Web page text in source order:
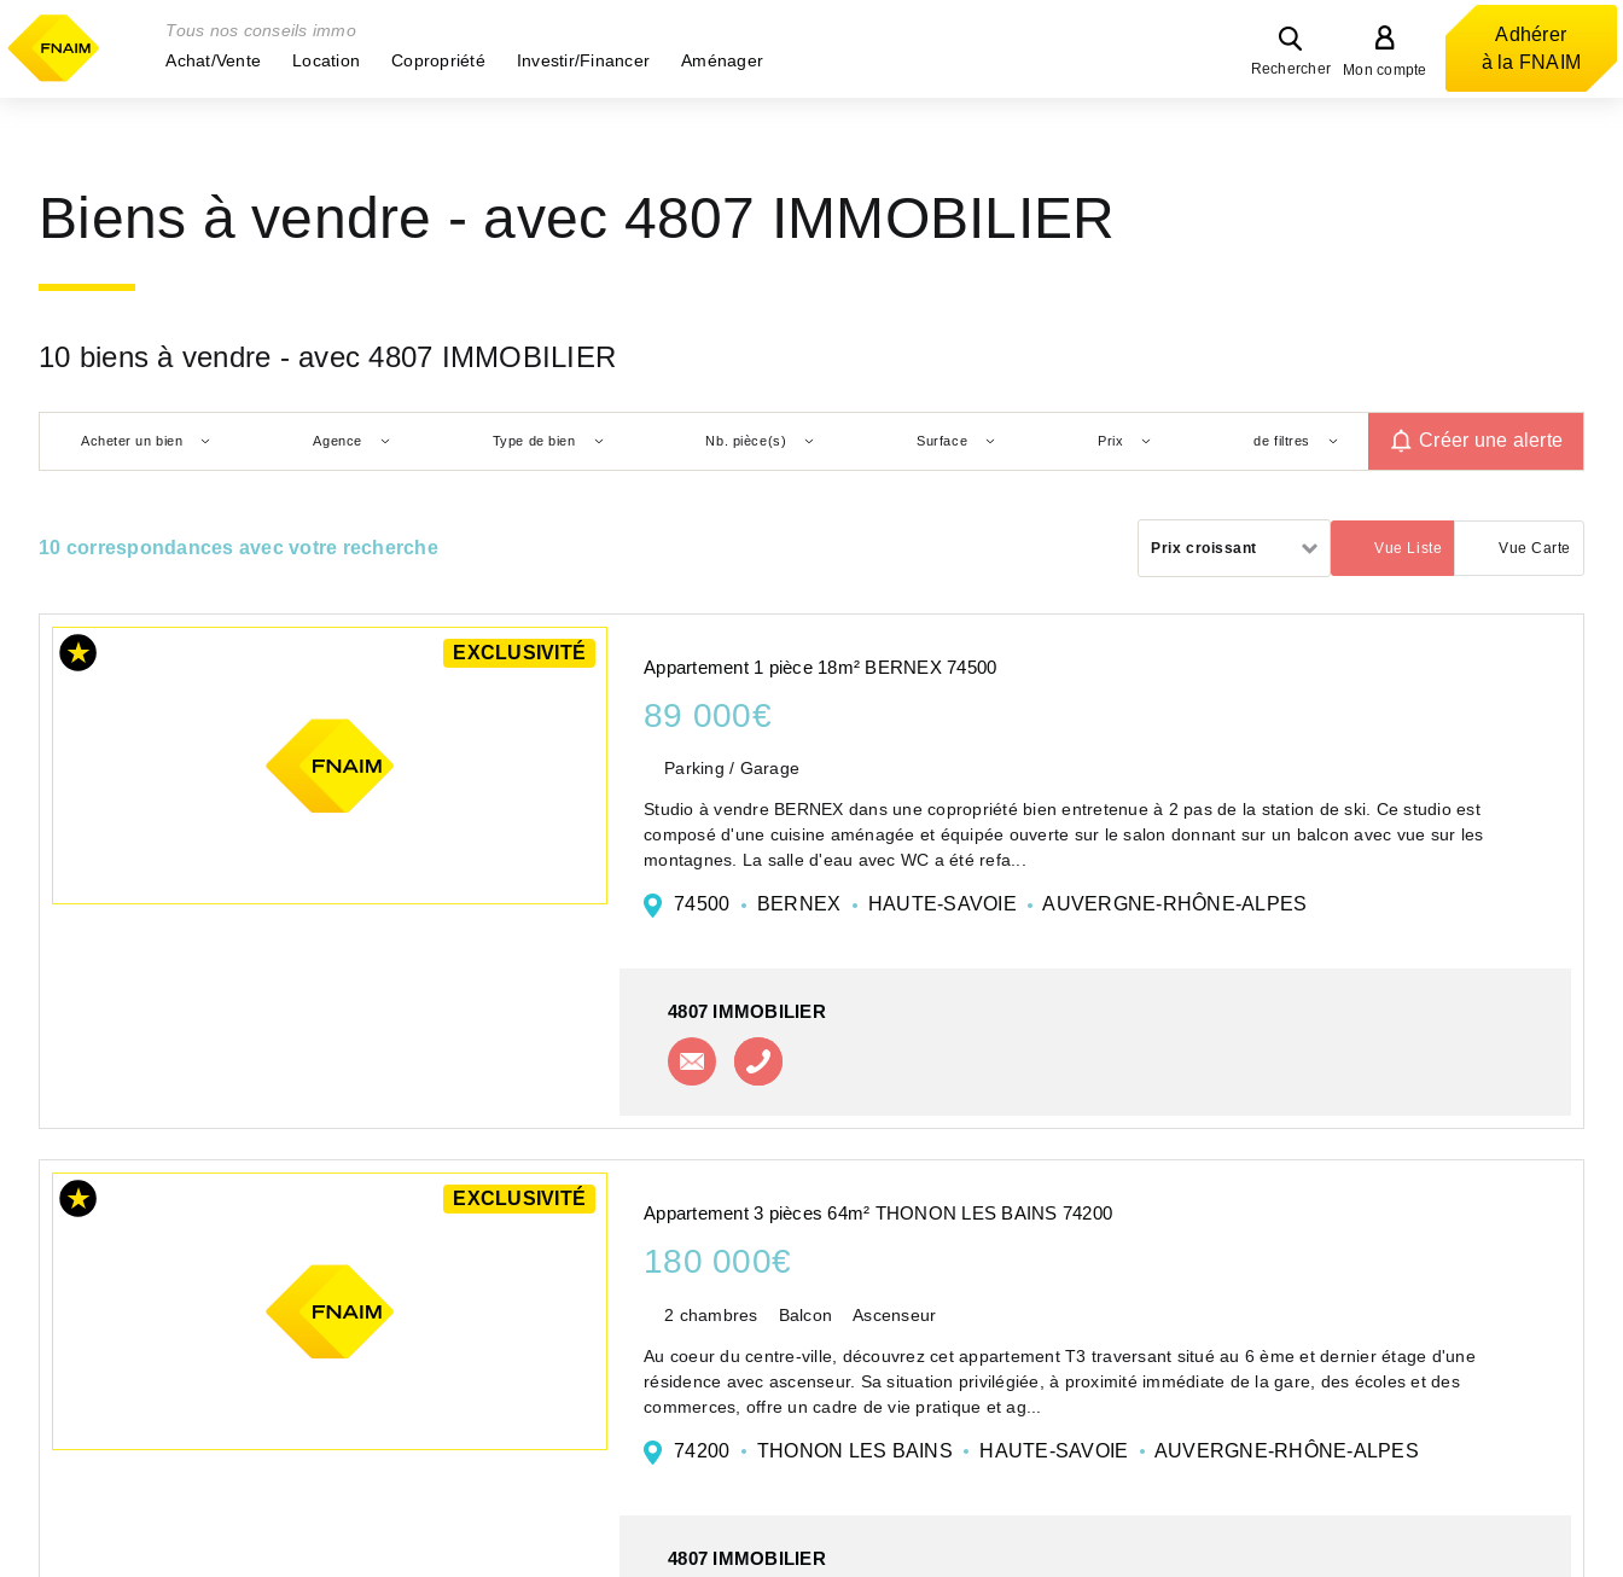
Tous nos conseils immo
Achat/Vente
Location Copropriété Investir/Financer Aménager Rechercher Mon compte
Adhérer
à la FNAIM
Biens à vendre - avec 4807 IMMOBILIER
10 biens à vendre - avec 4807 IMMOBILIER
Acheter un bien Agence Type de bien Nb. pièce(s) Surface Prix de filtres Créer une alerte
10 correspondances avec votre recherche Prix croissant Vue Liste
(activé) Vue Carte
EXCLUSIVITÉ
Appartement 1 pièce 18m² BERNEX 74500
89 000€
Parking / Garage
Studio à vendre BERNEX dans une copropriété bien entretenue à 2 pas de la station de ski. Ce studio est
composé d'une cuisine aménagée et équipée ouverte sur le salon donnant sur un balcon avec vue sur les
montagnes. La salle d'eau avec WC a été refa...
74500 BERNEX HAUTE-SAVOIE AUVERGNE-RHÔNE-ALPES
4807 IMMOBILIER
Contacter l'agence
EXCLUSIVITÉ
Appartement 3 pièces 64m² THONON LES BAINS 74200
180 000€
2 chambres Balcon Ascenseur
Au coeur du centre-ville, découvrez cet appartement T3 traversant situé au 6 ème et dernier étage d'une
résidence avec ascenseur. Sa situation privilégiée, à proximité immédiate de la gare, des écoles et des
commerces, offre un cadre de vie pratique et ag...
74200 THONON LES BAINS HAUTE-SAVOIE AUVERGNE-RHÔNE-ALPES
4807 IMMOBILIER